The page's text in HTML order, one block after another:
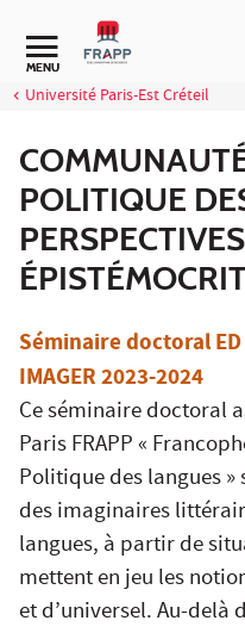
Aller au contenu
Navigation secondaire
MENU
Université Paris-Est Créteil
POLITIQUE
PERSPECTIVES
Séminaire doctoral ED
IMAGER 2023-2024
Ce séminaire doctoral
Paris FRAPP «
Politique des langues »
des imaginaires
langues, à partir de
mettent en jeu les
et d’universel. Au-